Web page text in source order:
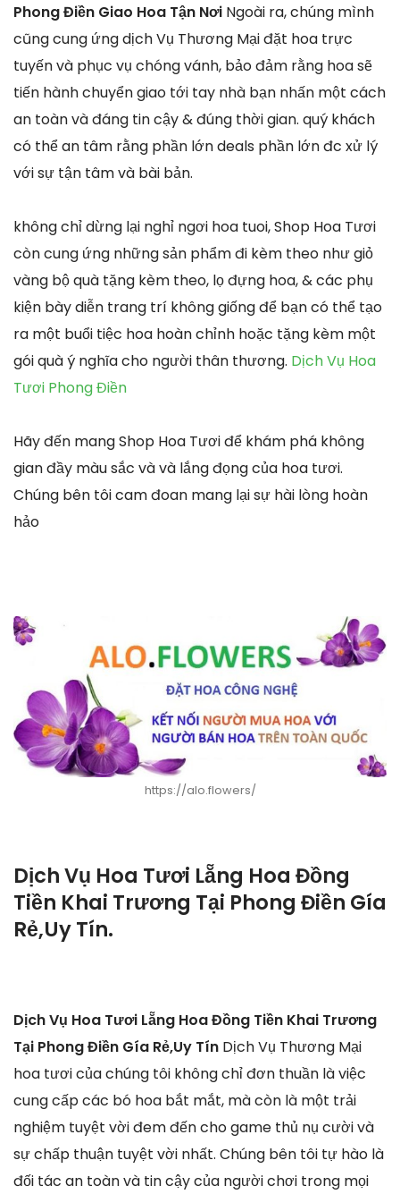
Phong Điền Giao Hoa Tận Nơi Ngoài ra, chúng mình
cũng cung ứng dịch Vụ Thương Mại đặt hoa trực
tuyến và phục vụ chóng vánh, bảo đảm rằng hoa sẽ
tiến hành chuyển giao tới tay nhà bạn nhấn một cách
an toàn và đáng tin cậy & đúng thời gian. quý khách
có thể an tâm rằng phần lớn deals phần lớn đc xử lý
với sự tận tâm và bài bản.
không chỉ dừng lại nghỉ ngơi hoa tuoi, Shop Hoa Tươi
còn cung ứng những sản phẩm đi kèm theo như giỏ
vàng bộ quà tặng kèm theo, lọ đựng hoa, & các phụ
kiện bày diễn trang trí không giống để bạn có thể tạo
ra một buổi tiệc hoa hoàn chỉnh hoặc tặng kèm một
gói quà ý nghĩa cho người thân thương. Dịch Vụ Hoa
Tươi Phong Điền
Hãy đến mang Shop Hoa Tươi để khám phá không
gian đầy màu sắc và và lắng đọng của hoa tươi.
Chúng bên tôi cam đoan mang lại sự hài lòng hoàn
hảo
https://alo.flowers/
Dịch Vụ Hoa Tươi Lẵng Hoa Đồng
Tiền Khai Trương Tại Phong Điền Gía
Rẻ,Uy Tín.
Dịch Vụ Hoa Tươi Lẵng Hoa Đồng Tiền Khai Trương
Tại Phong Điền Gía Rẻ,Uy Tín Dịch Vụ Thương Mại
hoa tươi của chúng tôi không chỉ đơn thuần là việc
cung cấp các bó hoa bắt mắt, mà còn là một trải
nghiệm tuyệt vời đem đến cho game thủ nụ cười và
sự chấp thuận tuyệt vời nhất. Chúng bên tôi tự hào là
đối tác an toàn và tin cậy của người chơi trong mọi